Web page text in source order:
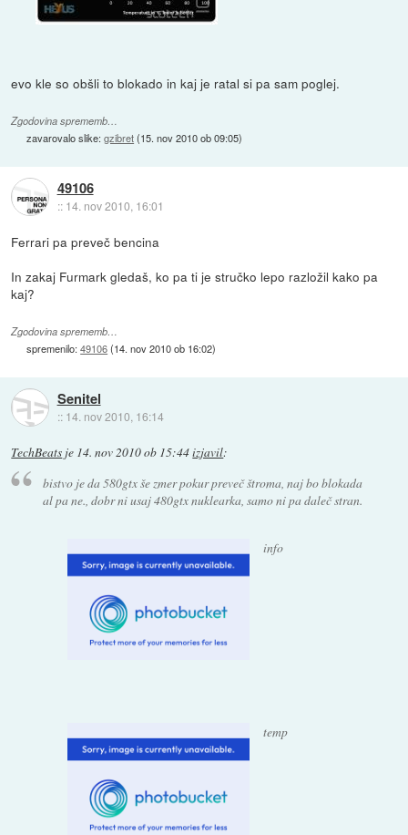
evo kle so obšli to blokado in kaj je ratal si pa sam poglej.
Zgodovina sprememb…
zavarovalo slike:gzibret(15. nov 2010 ob 09:05)
49106
:: 14. nov 2010, 16:01
Ferrari pa preveč bencina
In zakaj Furmark gledaš, ko pa ti je stručko lepo razložil kako pa
kaj?
Zgodovina sprememb…
spremenilo:49106(14. nov 2010 ob 16:02)
Senitel
:: 14. nov 2010, 16:14
TechBeats je 14. nov 2010 ob 15:44izjavil:
bistvo je da 580gtx še zmer pokur preveč štroma, naj bo blokada
al pa ne., dobr ni usaj 480gtx nuklearka, samo ni pa daleč stran.
info
temp